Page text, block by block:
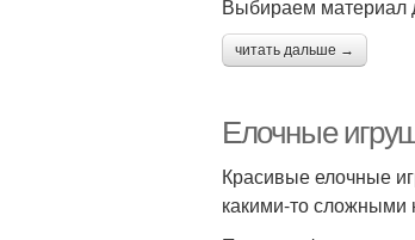
Выбираем материал
читать дальше →
Елочные
Красивые елочные
какими-то сложными